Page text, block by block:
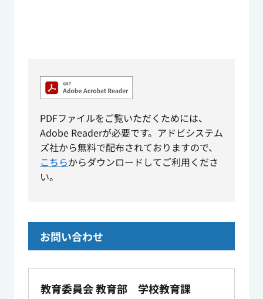
PDFファイルをご覧いただくためには、
Adobe Readerが必要です。アドビシステム
ズ社から無料で配布されておりますので、
こちらからダウンロードしてご利用くださ
い。
お問い合わせ
教育委員会 教育部 学校教育課